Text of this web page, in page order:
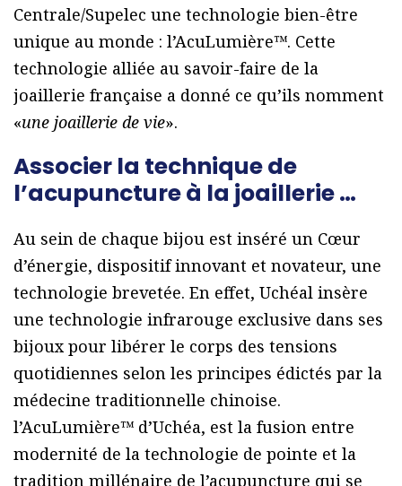
Centrale/Supelec une technologie bien-être
unique au monde : l’AcuLumière™. Cette
technologie alliée au savoir-faire de la
joaillerie française a donné ce qu’ils nomment
«une joaillerie de vie».
Associer la technique de
l’acupuncture à la joaillerie …
Au sein de chaque bijou est inséré un Cœur
d’énergie, dispositif innovant et novateur, une
technologie brevetée. En effet, Uchéal insère
une technologie infrarouge exclusive dans ses
bijoux pour libérer le corps des tensions
quotidiennes selon les principes édictés par la
médecine traditionnelle chinoise.
l’AcuLumière™ d’Uchéa, est la fusion entre
modernité de la technologie de pointe et la
tradition millénaire de l’acupuncture qui se